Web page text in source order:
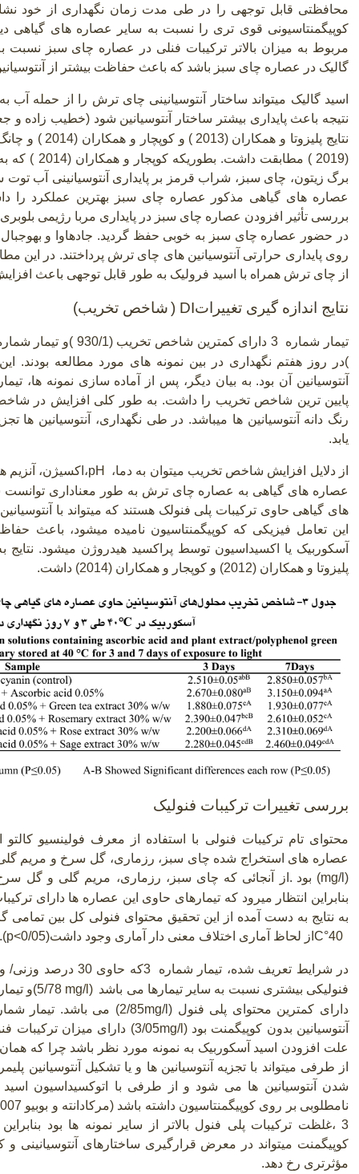
محافظتی قابل توجهی را در طی مدت زمان نگهداری از خود
کوپیگمنتاسیونی قوی تری را نسبت به سایر عصاره های گیاهی
مربوط به میزان بالاتر ترکیبات فنلی در عصاره چای سبز
گالیک در عصاره چای سبز باشد که باعث حفاظت بیشتر از
اسید گالیک میتواند ساختار آنتوسیانینی چای ترش را از حمله
نتیجه باعث پایداری بیشتر ساختار آنتوسیانین شود (خطیب زاده و جعفر
نتایج پلیزوتا و همکاران (2013
) و کوپچار و همکاران (2014 ) و چانگ و همکاران (2016
(2019 )
برگ زیتون، چای سبز، شراب قرمز بر پایداری آنتوسیانینی آب توت
بررسی تأثیر افزودن عصاره چای سبز در پایداری مربا رژیمی بلوبری
روی پایداری حرارتی آنتوسیانین های چای ترش پرداختند. در این
از چای ترش همراه با اسید فرولیک به طور قابل توجهی باعث افزایش
نتایج اندازه گیری تغییراتDI
(شاخص تخریب)
تیمار شماره 3دارای کمترین شاخص تخریب (930/1 )و تیمار شماره
)در روز هفتم نگهداری در بین نمونه های مورد مطالعه بودند.
پایین ترین شاخص تخریب را داشت. به طور کلی افزایش در
رنگ دانه آنتوسیانین ها میباشد. در طی نگهداری، آنتوسیانین
یابد.
از دلایل افزایش شاخص تخریب میتوان به دما، pH،اکسیژن، آنزیم
عصاره های گیاهی به عصاره چای ترش به طور معناداری
های گیاهی حاوی ترکیبات پلی فنولک هستند که میتواند با
این تعامل فیزیکی که کوپیگمنتاسیون نامیده میشود، باعث
آسکوربیک یا اکسیداسیون توسط پراکسید هیدروژن میشود. نتایج
پلیزوتا و همکاران (2012) و کوپجار و همکاران
(2014) داشت.
بررسی تغییرات ترکیبات فنولیک
محتوای تام ترکیبات فنولی با استفاده از معرف فولینسیو
عصاره های استخراج شده چای سبز، رزماری، گل سرخ و مریم گلی به ترتیب برابر 4/
(mg/l) بود . از آنجائی که چای سبز، رزماری، مریم گلی و گل
بنابراین انتظار میرود که تیمارهای حاوی این عصاره ها دارای
به نتایج به دست آمده از این تحقیق محتوای فنولی کل بین تمامی
C°40 از لحاظ آماری اختلاف معنی دار آماری وجود داشتp<0/05)
).
در شرایط تعریف شده، تیمار شماره 3
که حاوی 30
فنولیکی بیشتری نسبت به سایر تیمارها می باشد (5/78 mg/l)
دارای کمترین محتوای پلی فنول (2/85mg/l)
آنتوسیانین بدون کوپیگمنت بود3/05mg/l)) دارای میزان ترکیبات
علت افزودن اسید آسکوربیک به نمونه مورد نظر باشد چرا که
از طرفی میتواند با تجزیه آنتوسیانین ها و یا تشکیل آنتوسیانین
شدن آنتوسیانین ها می شود و از طرفی با اتوکسیداسیون اسید
3 ،غلظت ترکیبات پلی فنول بالاتر از سایر نمونه ها بود
کوپیگمنت میتواند در معرض قرارگیری ساختارهای آنتوسیانینی و
مؤثرتری رخ دهد.